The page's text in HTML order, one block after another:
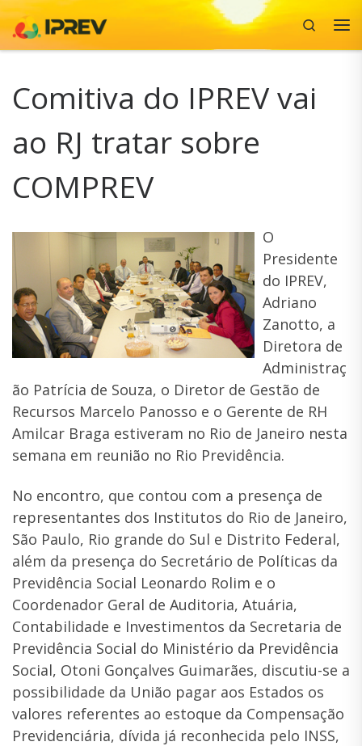
Skip to content
Search
Comitiva do IPREV vai
ao RJ tratar sobre
COMPREV
O
Presidente
do IPREV,
Adriano
Zanotto, a
Diretora de
Administraç
ão Patrícia de Souza, o Diretor de Gestão de
Recursos Marcelo Panosso e o Gerente de RH
Amilcar Braga estiveram no Rio de Janeiro nesta
semana em reunião no Rio Previdência.
No encontro, que contou com a presença de
representantes dos Institutos do Rio de Janeiro,
São Paulo, Rio grande do Sul e Distrito Federal,
além da presença do Secretário de Políticas da
Previdência Social Leonardo Rolim e o
Coordenador Geral de Auditoria, Atuária,
Contabilidade e Investimentos da Secretaria de
Previdência Social do Ministério da Previdência
Social, Otoni Gonçalves Guimarães, discutiu-se a
possibilidade da União pagar aos Estados os
valores referentes ao estoque da Compensação
Previdenciária, dívida já reconhecida pelo INSS,